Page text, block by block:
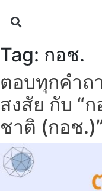
Tag: กอช.
ตอบทุกคำถ
สงสัย กับ “
ชาติ (กอช.)”